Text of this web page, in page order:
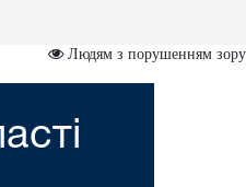
Людям з порушенням зору